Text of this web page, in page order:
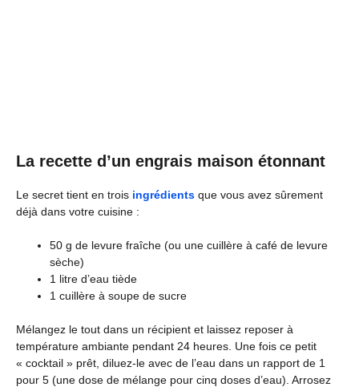
La recette d’un engrais maison étonnant
Le secret tient en trois ingrédients que vous avez sûrement
déjà dans votre cuisine :
50 g de levure fraîche (ou une cuillère à café de levure
sèche)
1 litre d’eau tiède
1 cuillère à soupe de sucre
Mélangez le tout dans un récipient et laissez reposer à
température ambiante pendant 24 heures. Une fois ce petit
« cocktail » prêt, diluez-le avec de l’eau dans un rapport de 1
pour 5 (une dose de mélange pour cinq doses d’eau). Arrosez